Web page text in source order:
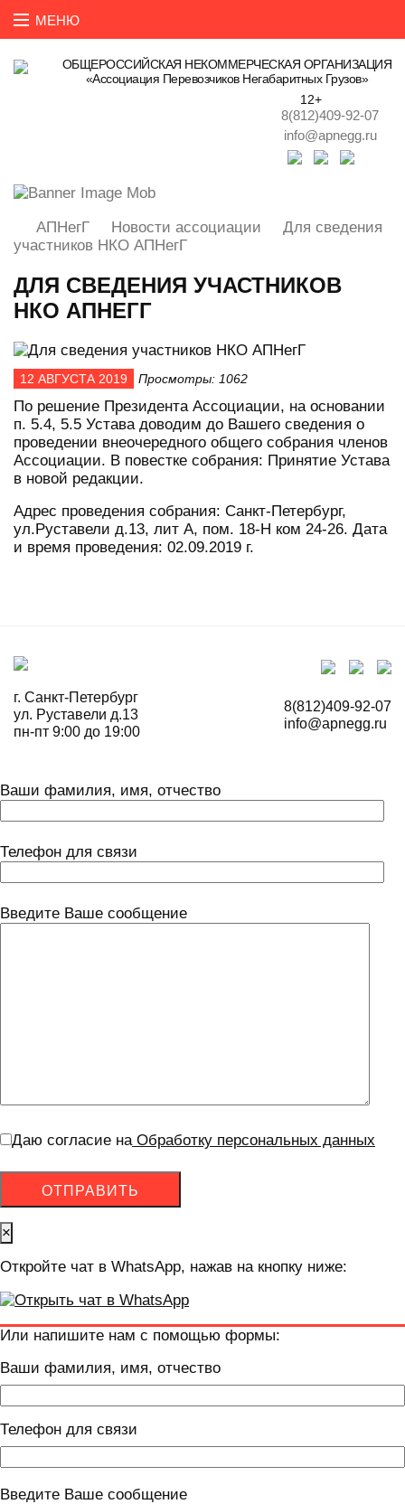
ОБЩЕРОССИЙСКАЯ НЕКОММЕРЧЕСКАЯ ОРГАНИЗАЦИЯ
«Ассоциация Перевозчиков Негабаритных Грузов»
12+
8(812)409-92-07
info@apnegg.ru
АПНегГ Новости ассоциации
Для сведения
участников НКО АПНегГ
ДЛЯ СВЕДЕНИЯ УЧАСТНИКОВ
НКО АПНЕГГ
12 АВГУСТА 2019 Просмотры: 1062
По решение Президента Ассоциации, на основании
п. 5.4, 5.5 Устава доводим до Вашего сведения о
проведении внеочередного общего собрания членов
Ассоциации. В повестке собрания: Принятие Устава
в новой редакции.
Адрес проведения собрания: Санкт-Петербург,
ул.Руставели д.13, лит А, пом. 18-Н ком 24-26. Дата
и время проведения: 02.09.2019 г.
г. Санкт-Петербург
ул. Руставели д.13
пн-пт 9:00 до 19:00
8(812)409-92-07
info@apnegg.ru
Ваши фамилия, имя, отчество
Телефон для связи
Введите Ваше сообщение
Даю согласие наОбработку персональных данных
×
Откройте чат в WhatsApp, нажав на кнопку ниже:
Или напишите нам с помощью формы:
Ваши фамилия, имя, отчество
Телефон для связи
Введите Ваше сообщение